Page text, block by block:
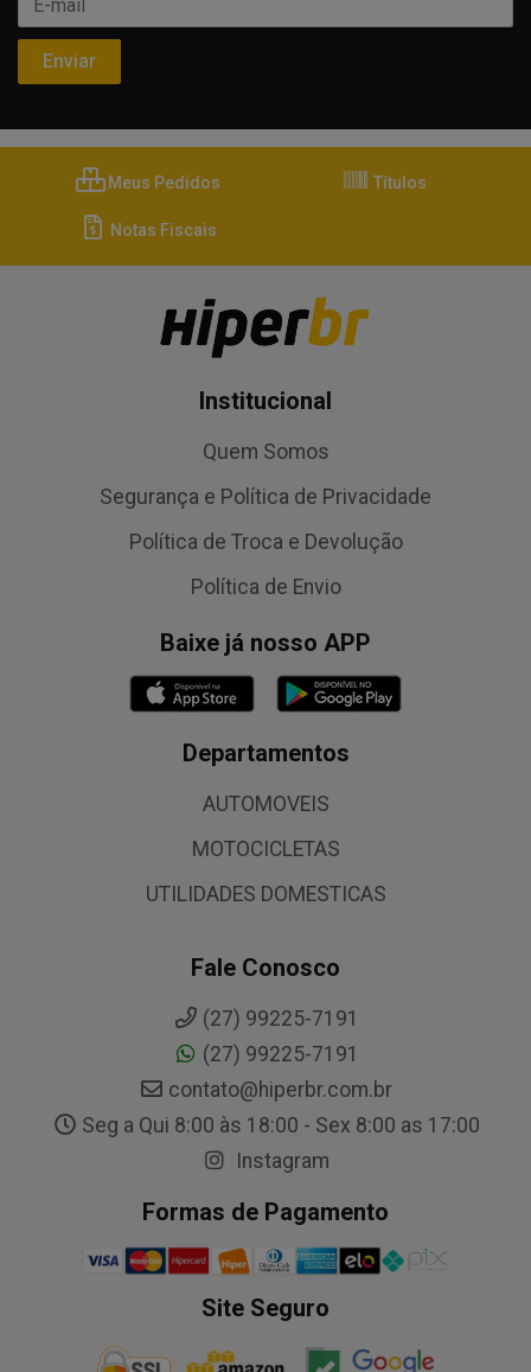
Meus Pedidos Títulos
Notas Fiscais
Institucional
Quem Somos
Segurança e Política de Privacidade
Política de Troca e Devolução
Política de Envio
Baixe já nosso APP
Departamentos
AUTOMOVEIS
MOTOCICLETAS
UTILIDADES DOMESTICAS
Fale Conosco
(27) 99225-7191
(27) 99225-7191
contato@hiperbr.com.br
Seg a Qui 8:00 às 18:00 - Sex 8:00 as 17:00
Instagram
Formas de Pagamento
Site Seguro